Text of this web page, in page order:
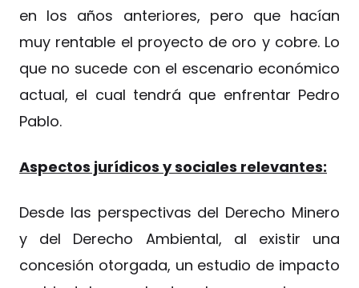
en los años anteriores, pero que hacían
muy rentable el proyecto de oro y cobre. Lo
que no sucede con el escenario económico
actual, el cual tendrá que enfrentar Pedro
Pablo.
Aspectos jurídicos y sociales relevantes:
Desde las perspectivas del Derecho Minero
y del Derecho Ambiental, al existir una
concesión otorgada, un estudio de impacto